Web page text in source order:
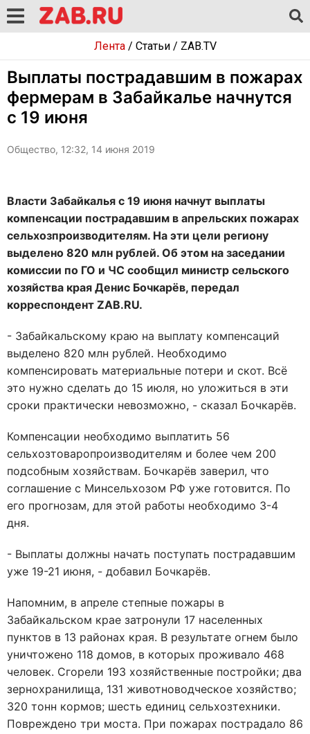
Лента/ Статьи/ ZAB.TV
Выплаты пострадавшим в пожарах
фермерам в Забайкалье начнутся
с 19 июня
Общество, 12:32, 14 июня 2019
Власти Забайкалья с 19 июня начнут выплаты
компенсации пострадавшим в апрельских пожарах
сельхозпроизводителям. На эти цели региону
выделено 820 млн рублей. Об этом на заседании
комиссии по ГО и ЧС сообщил министр сельского
хозяйства края Денис Бочкарёв, передал
корреспондент ZAB.RU.
- Забайкальскому краю на выплату компенсаций
выделено 820 млн рублей. Необходимо
компенсировать материальные потери и скот. Всё
это нужно сделать до 15 июля, но уложиться в эти
сроки практически невозможно, - сказал Бочкарёв.
Компенсации необходимо выплатить 56
сельхозтоваропроизводителям и более чем 200
подсобным хозяйствам. Бочкарёв заверил, что
соглашение с Минсельхозом РФ уже готовится. По
его прогнозам, для этой работы необходимо 3-4
дня.
- Выплаты должны начать поступать пострадавшим
уже 19-21 июня, - добавил Бочкарёв.
Напомним, в апреле степные пожары в
Забайкальском крае затронули 17 населенных
пунктов в 13 районах края. В результате огнем было
уничтожено 118 домов, в которых проживало 468
человек. Сгорели 193 хозяйственные постройки; два
зернохранилища, 131 животноводческое хозяйство;
320 тонн кормов; шесть единиц сельхозтехники.
Повреждено три моста. При пожарах пострадало 86